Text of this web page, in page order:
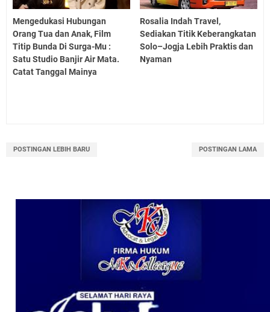
Mengedukasi Hubungan
Orang Tua dan Anak, Film
Titip Bunda Di Surga-Mu :
Satu Studio Banjir Air Mata.
Catat Tanggal Mainya
Rosalia Indah Travel,
Sediakan Titik Keberangkatan
Solo–Jogja Lebih Praktis dan
Nyaman
POSTINGAN LEBIH BARU POSTINGAN LAMA